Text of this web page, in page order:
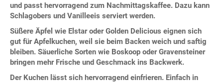
und passt hervorragend zum Nachmittagskaffee. Dazu kann
Schlagobers und Vanilleeis serviert werden.
Süßere Äpfel wie Elstar oder Golden Delicious eignen sich
gut für Apfelkuchen, weil sie beim Backen weich und saftig
bleiben. Säuerliche Sorten wie Boskoop oder Gravensteiner
bringen mehr Frische und Geschmack ins Backwerk.
Der Kuchen lässt sich hervorragend einfrieren. Einfach in